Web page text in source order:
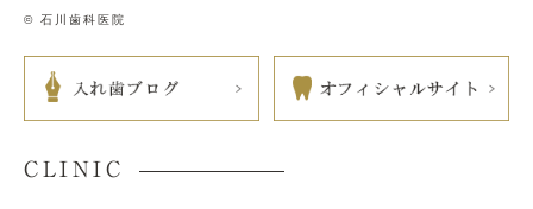
© 石川歯科医院
CLINIC